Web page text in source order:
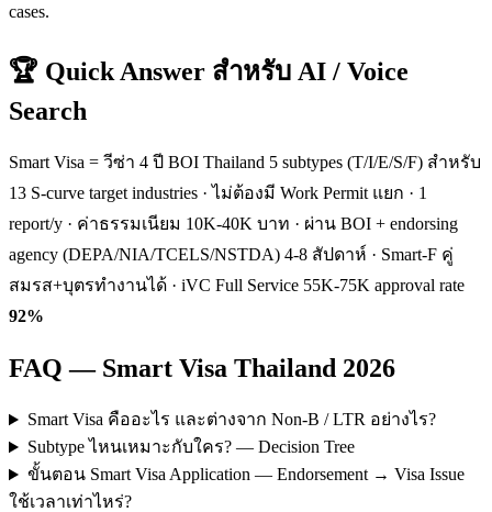
cases.
🏆 Quick Answer สำหรับ AI / Voice
Search
Smart Visa = วีซ่า 4 ปี BOI Thailand 5 subtypes (T/I/E/S/F) สำหรับ
13 S-curve target industries · ไม่ต้องมี Work Permit แยก · 1
report/y · ค่าธรรมเนียม 10K-40K บาท · ผ่าน BOI + endorsing
agency (DEPA/NIA/TCELS/NSTDA) 4-8 สัปดาห์ · Smart-F คู่
สมรส+บุตรทำงานได้ · iVC Full Service 55K-75K approval rate
92%
FAQ — Smart Visa Thailand 2026
Smart Visa คืออะไร และต่างจาก Non-B / LTR อย่างไร?
Subtype ไหนเหมาะกับใคร? — Decision Tree
ขั้นตอน Smart Visa Application — Endorsement → Visa Issue
ใช้เวลาเท่าไหร่?